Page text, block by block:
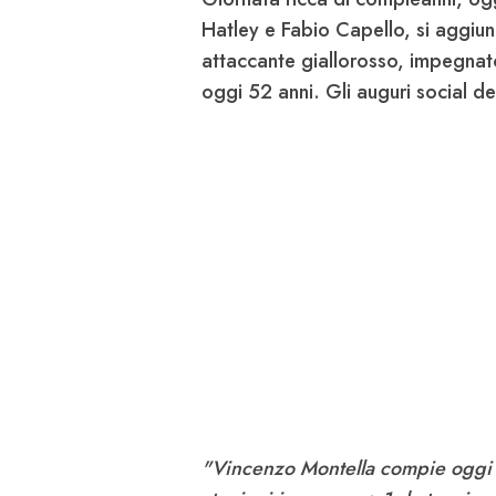
Hatley e Fabio Capello, si
attaccante giallorosso,
oggi 52 anni. Gli auguri social
"Vincenzo Montella compie